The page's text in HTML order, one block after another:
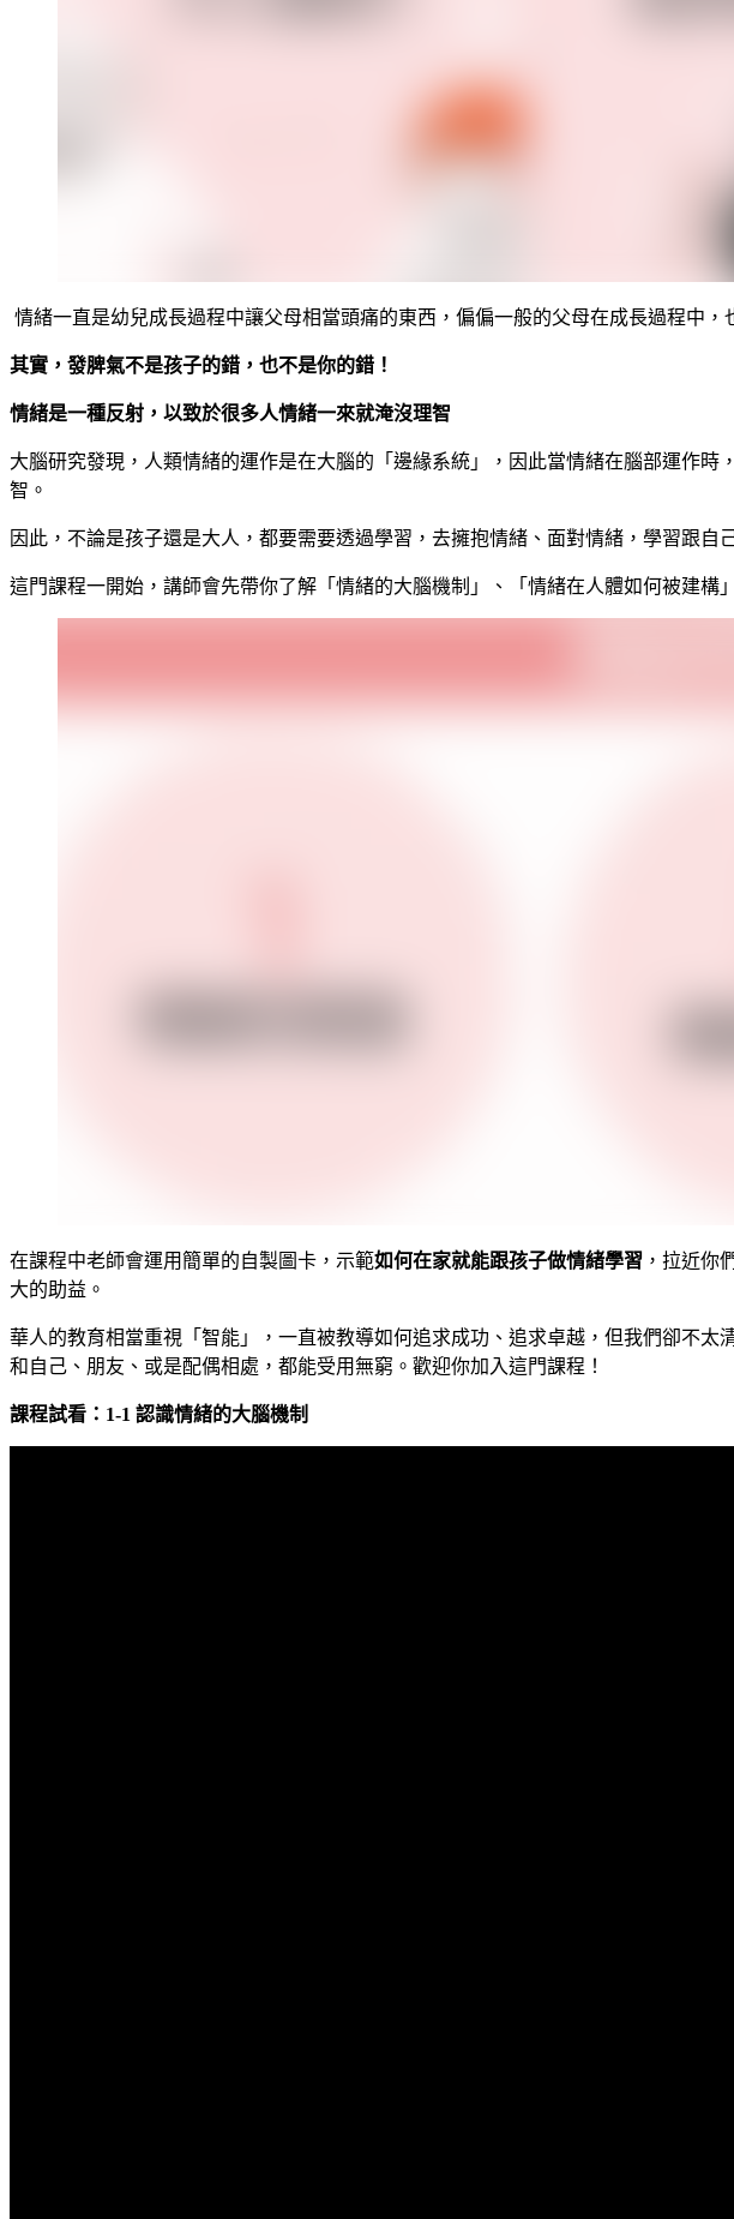
情緒一直是幼兒成長過程中讓父母相當頭痛的東西，偏偏一般的父母在成長過程中
其實，發脾氣不是孩子的錯，也不是你的錯！
情緒是一種反射，以致於很多人情緒一來就淹沒理智
大腦研究發現，人類情緒的運作是在大腦的「邊緣系統」，因此當情緒在腦部運作
智。
因此，不論是孩子還是大人，都要需要透過學習，去擁抱情緒、面對情緒，學習跟自
這門課程一開始，講師會先帶你了解「情緒的大腦機制」、「情緒在人體如何被建構
在課程中老師會運用簡單的自製圖卡，示範如何在家就能跟孩子做情緒學習 ，拉近你
大的助益。
華人的教育相當重視「智能」，一直被教導如何追求成功、追求卓越，但我們卻不
和自己、朋友、或是配偶相處，都能受用無窮。歡迎你加入這門課程！
課程試看：1-1 認識情緒的大腦機制